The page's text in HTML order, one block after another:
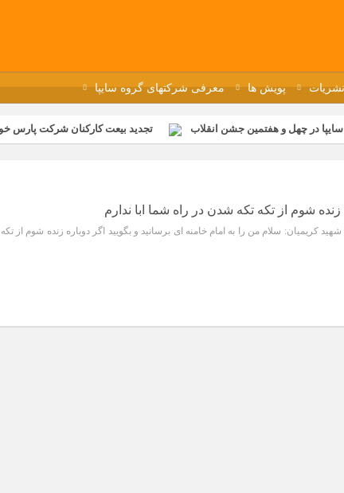
نشریات پویش ها معرفی شرکتهای گروه سایپا
در چهل و هفتمین جشن انقلاب تجدید بیعت کارکنان شرکت پارس
کارکنان برگزار شد
خرمشهر در نمازخانه فاطمیه مگاموتور تیم شهدای مگاموتور درزنده شوم از تکه تکه شدن در راه شما ابا ندارم
کریمیان: سلام من را به امام خامنه ای برسانید و بگویید اگر دوباره زنده شوم از